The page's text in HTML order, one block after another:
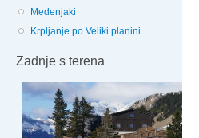
Medenjaki
Krpljanje po Veliki planini
Zadnje s terena